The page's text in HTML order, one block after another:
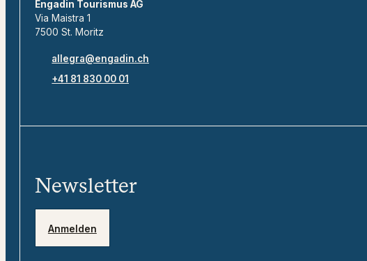
Engadin Tourismus AG
Via Maistra 1
7500 St. Moritz
allegra@engadin.ch
+41 81 830 00 01
Newsletter
Anmelden